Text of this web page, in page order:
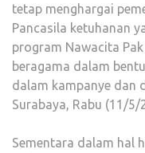
tetap menghargai
Pancasila ketuhanan
program Nawacita
beragama dalam
dalam kampanye dan
Surabaya, Rabu (11/5/
Sementara dalam hal